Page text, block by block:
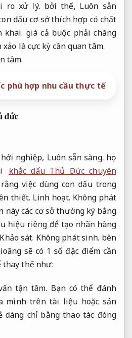
ro xử lý. bởi thế, Luôn sẵn
dấu cơ sở thích hợp có chất
khai. giá cả buộc phải chăng
là cực kỳ cần quan tâm.
tâm.
phù hợp nhu cầu thực tế
đức
nghiệp, Luôn sẵn sàng. họ
khắc dấu Thủ Đức chuyên
việc dùng con dấu trong
thiết. Linh hoạt. Không phát
này các cơ sở thường ký bằng
hiệu riêng để tạo nhãn hàng
Khảo sát. Không phát sinh. bên
sẽ có 1 số đặc điểm cần
thay thế như:
tận tâm. Bạn có thể đánh
mình trên tài liệu hoặc sản
dàng chỉ bằng thao tác đóng